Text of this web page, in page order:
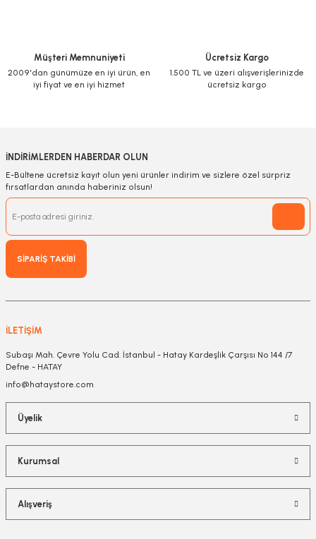
Müşteri Memnuniyeti
2009'dan günümüze en iyi ürün, en
iyi fiyat ve en iyi hizmet
Ücretsiz Kargo
1.500 TL ve üzeri alışverişlerinizde
ücretsiz kargo
İNDİRİMLERDEN HABERDAR OLUN
E-Bültene ücretsiz kayıt olun yeni ürünler indirim ve sizlere özel sürpriz
fırsatlardan anında haberiniz olsun!
SİPARİŞ TAKİBİ
İLETİŞİM
Subaşı Mah. Çevre Yolu Cad. İstanbul - Hatay Kardeşlik Çarşısı No 144 /7
Defne - HATAY
info@hataystore.com
Üyelik
Kurumsal
Alışveriş